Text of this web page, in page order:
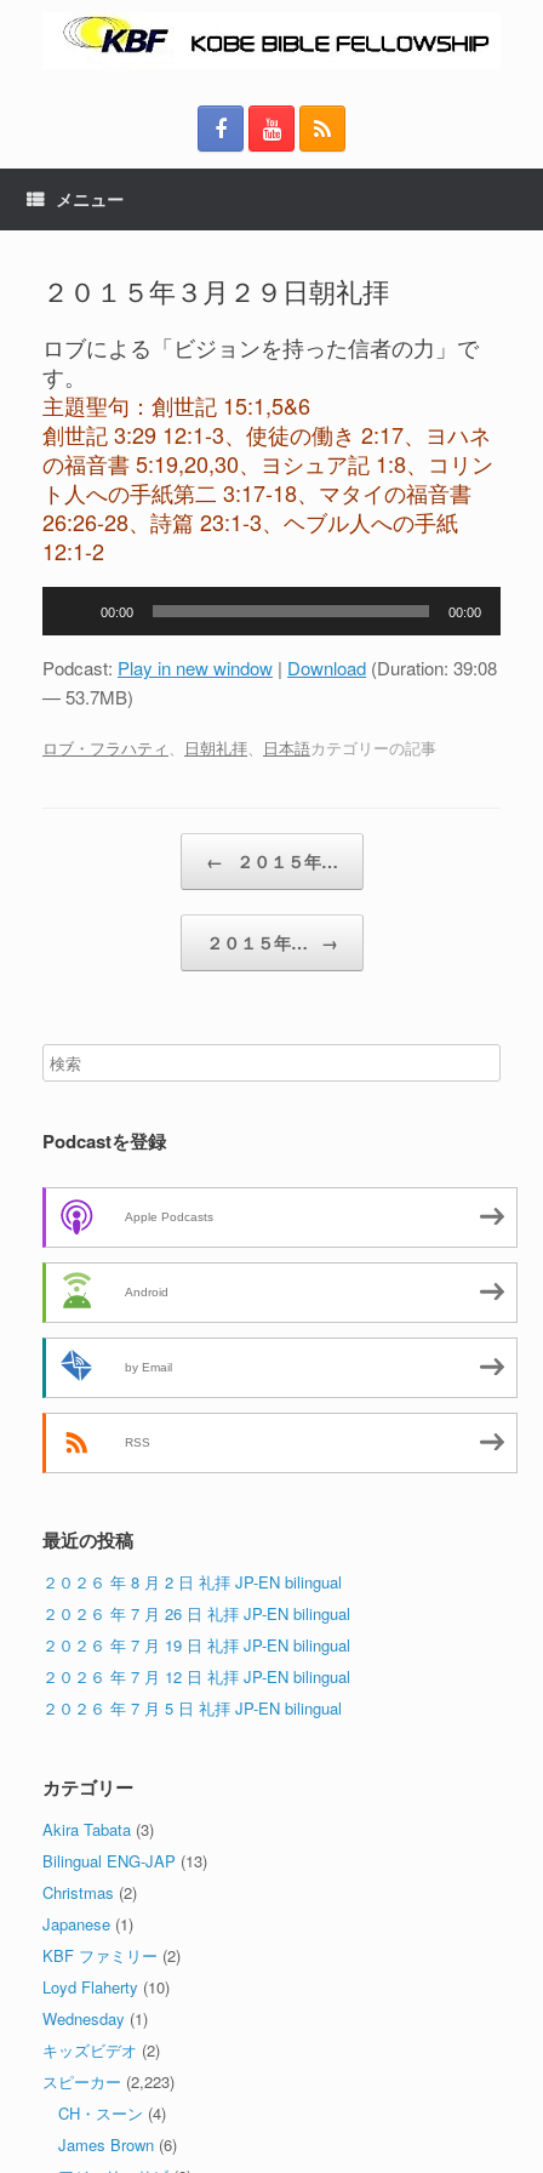
メニュー
２０１５年３月２９日朝礼拝
ロブによる「ビジョンを持った信者の力」で
す。
主題聖句：創世記 15:1,5&6
創世記 3:29 12:1-3、使徒の働き 2:17、ヨハネ
の福音書 5:19,20,30、ヨシュア記 1:8、コリン
ト人への手紙第二 3:17-18、マタイの福音書
26:26-28、詩篇 23:1-3、ヘブル人への手紙
12:1-2
プ
ヤ
00:00 00:00
Podcast: Play in new window | Download (Duration: 39:08
— 53.7MB)
ロブ・フラハティ、 日朝礼拝、 日本語カテゴリーの記事
← ２０１５年…
２０１５年… →
Podcastを登録
Apple Podcasts
Android
by Email
RSS
最近の投稿
２０２６ 年 8 月 2 日 礼拝 JP-EN bilingual
２０２６ 年 7 月 26 日 礼拝 JP-EN bilingual
２０２６ 年 7 月 19 日 礼拝 JP-EN bilingual
２０２６ 年 7 月 12 日 礼拝 JP-EN bilingual
２０２６ 年 7 月 5 日 礼拝 JP-EN bilingual
カテゴリー
Akira Tabata (3)
Bilingual ENG-JAP (13)
Christmas (2)
Japanese (1)
KBF ファミリー (2)
Loyd Flaherty (10)
Wednesday (1)
キッズビデオ (2)
スピーカー (2,223)
CH・スーン (4)
James Brown (6)